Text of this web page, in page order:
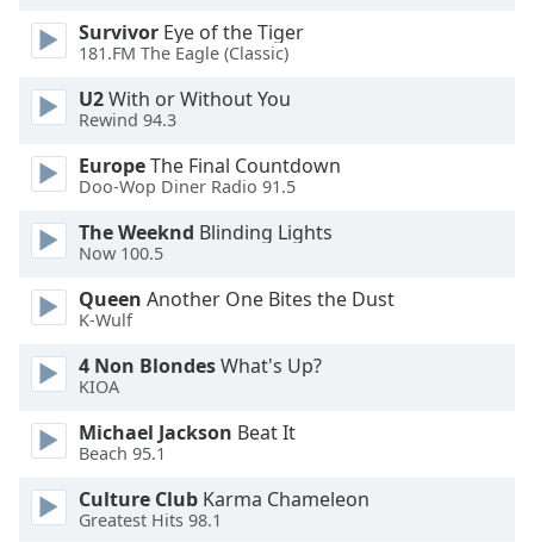
Opacity
Text
Background
Caption
Area
Color
Opacity
Font
Size
Survivor Eye of the Tiger
181.FM The Eagle (Classic)
U2With or Without You
Rewind 94.3
EuropeThe Final Countdown
Doo-Wop Diner Radio 91.5
The Weeknd Blinding Lights
Now 100.5
Queen Another One Bites the Dust
K-Wulf
4 Non BlondesWhat's Up?
KIOA
Michael Jackson Beat It
Beach 95.1
Culture Club Karma Chameleon
Greatest Hits 98.1